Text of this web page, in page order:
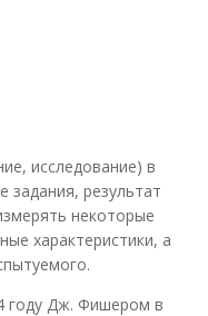
исследование) в
задания, результат
некоторые
характеристики, а
году Дж. Фишером в